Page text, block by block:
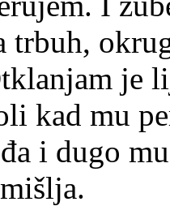
je
kad mu
i dugo